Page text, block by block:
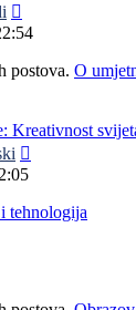
post
O
Kreativnost
tehnologija